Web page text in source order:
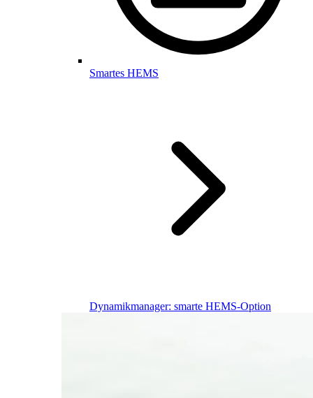
Smartes HEMS
Dynamikmanager: smarte HEMS-Option